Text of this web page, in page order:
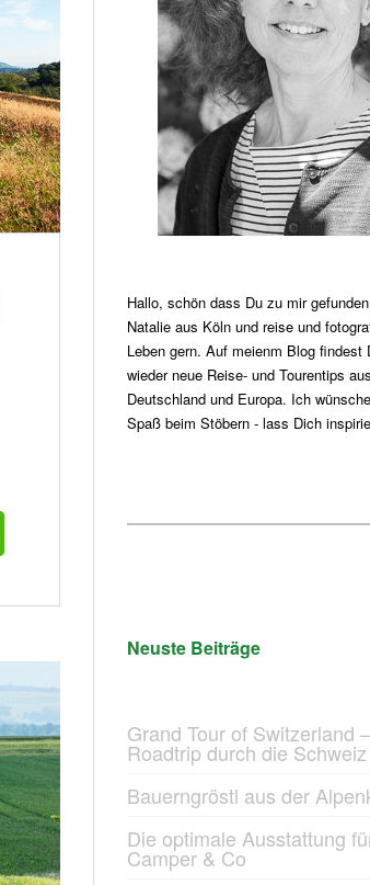
Hallo, schön dass Du zu mir
Natalie aus Köln und reise und
Leben gern. Auf meienm Blog findest
wieder neue Reise- und Tourentips aus
Deutschland und Europa. Ich
Spaß beim Stöbern - lass Dich
Neuste Beiträge
Grand Tour of Switzerland
Roadtrip durch die Schweiz
Bauerngröstl aus der
Die optimale Ausstattung
Camper & Co